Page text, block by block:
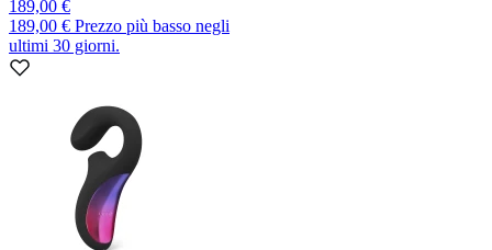
189,00 €
189,00 € Prezzo più basso negli
ultimi 30 giorni.